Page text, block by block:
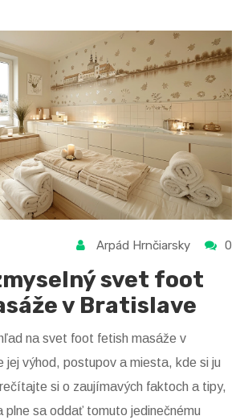
Arpád Hrnčiarsky 0
svet foot
v Bratislave
na svet foot fetish masáže v
jej výhod, postupov a miesta, kde si ju
si o zaujímavých faktoch a tipy,
plne sa oddať tomuto jedinečnému